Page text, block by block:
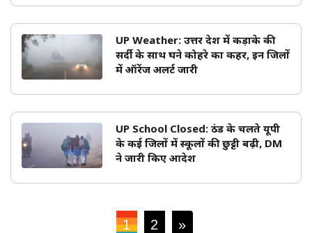
UP Weather: उत्तर प्रदेश में कड़ाके की
सर्दी के साथ घने कोहरे का कहर, इन जिलों
में ऑरेंज अलर्ट जारी
UP School Closed: ठंड के चलते यूपी
के कई जिलों में स्कूलों की छुट्टी बढ़ी, DM
ने जारी किए आदेश
1 2 »